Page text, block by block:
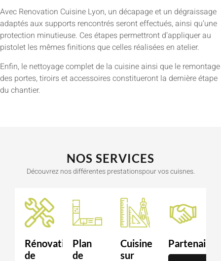
Avec Renovation Cuisine Lyon, un décapage et un dégraissage
adaptés aux supports rencontrés seront effectués, ainsi qu’une
protection minutieuse. Ces étapes permettront d’appliquer au
pistolet les mêmes finitions que celles réalisées en atelier.
Enfin, le nettoyage complet de la cuisine ainsi que le remontage
des portes, tiroirs et accessoires constitueront la dernière étape
du chantier.
NOS SERVICES
Découvrez nos différentes prestationspour vos cuisnes.
Rénovation
de
Plan
de
Cuisine
sur
Partenaire